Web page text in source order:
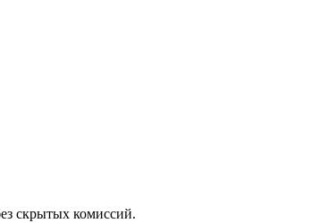
скрытых комиссий.